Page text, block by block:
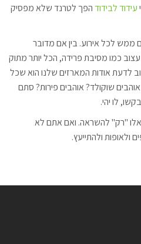
עידוד לבידודהפך לטרנד שלא מפסיק
ממש לכל אירוע. בין אם מדובר
כמו מסיבת פרידה, הכל יותר מתוק
לדעת אודות המארזים שלנו הוא שכל
שוקולד? אוהבים פירות? סתם
לו יהי.
"רק" להשראה. ואם אתם לא
ולאופות ולהתייעץ.